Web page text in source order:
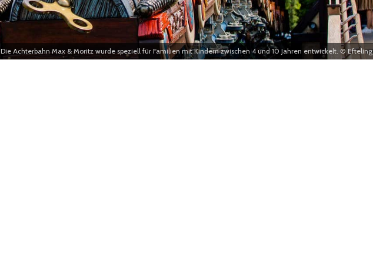
Die Achterbahn Max & Moritz wurde speziell für Familien mit Kindern zwischen 4 und 10 Jahren entwickelt. © Efteling